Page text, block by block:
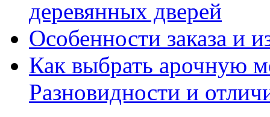
деревянных дверей
Особенности заказа и
Как выбрать арочную
Разновидности и